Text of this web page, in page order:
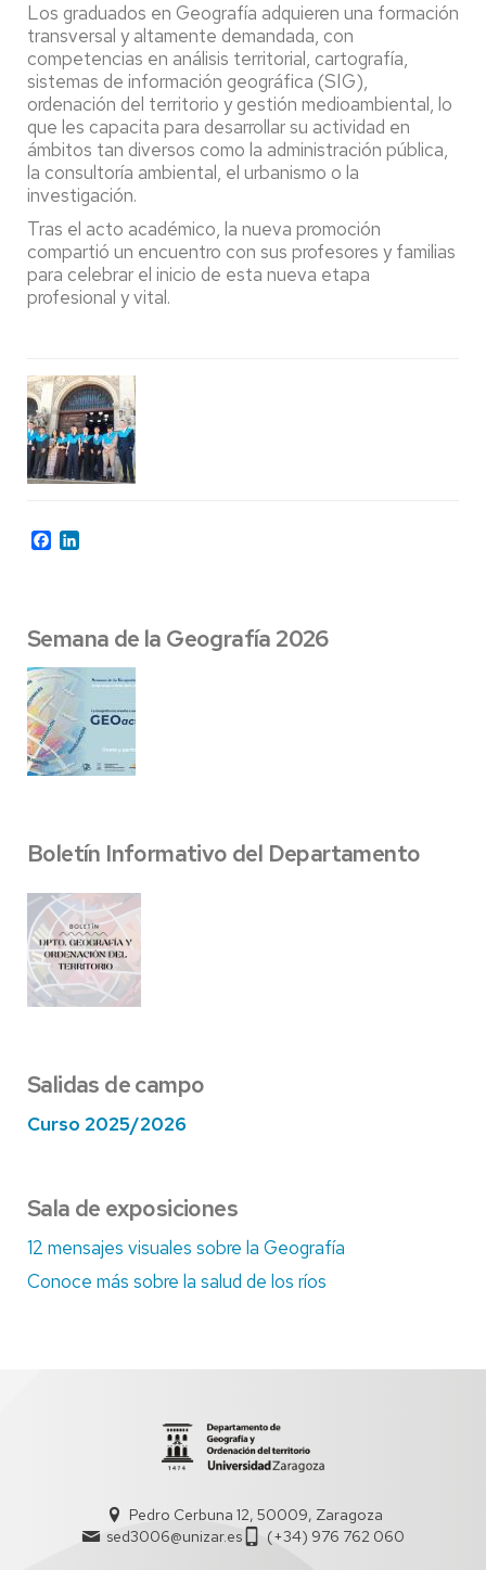
Los graduados en Geografía adquieren una formación
transversal y altamente demandada, con
competencias en análisis territorial, cartografía,
sistemas de información geográfica (SIG),
ordenación del territorio y gestión medioambiental, lo
que les capacita para desarrollar su actividad en
ámbitos tan diversos como la administración pública,
la consultoría ambiental, el urbanismo o la
investigación.
Tras el acto académico, la nueva promoción
compartió un encuentro con sus profesores y familias
para celebrar el inicio de esta nueva etapa
profesional y vital.
Facebook
Semana de la Geografía 2026
Boletín Informativo del Departamento
Salidas de campo
Curso 2025/2026
Sala de exposiciones
12 mensajes visuales sobre la Geografía
Conoce más sobre la salud de los ríos
Pedro Cerbuna 12, 50009, Zaragoza
sed3006@unizar.es
(+34) 976 762 060